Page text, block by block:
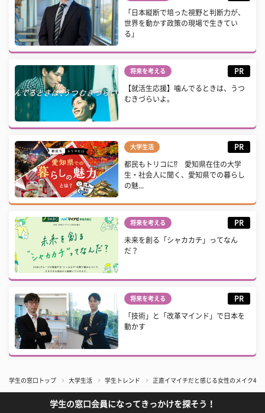
「日本縦断で培った視野と判断力が、
世界を動かす政策の現場で生きてい
る」
将来を考える PR
【就活生応援】噛んでるときは、うつ
むきづらいよ。
大学生活 PR
都民もトリコに⁉ 愛知県在住の大学
生・社会人に聞く、愛知県での暮らし
の魅...
将来を考える PR
未来を創る「シャカカチ」ってなん
だ？
将来を考える PR
「技術」と「改革マインド」で日本を
動かす
学生の窓口トップ 大学生活 学生トレンド 正直イマイチだと感じる女性のメイク4
学生の窓口会員になってきっかけを探そう！